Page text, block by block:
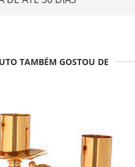
TAMBÉM GOSTOU DE